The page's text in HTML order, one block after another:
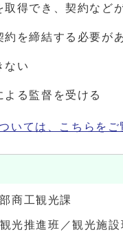
取得でき、契約など
約を締結する必要が
ない
る監督を受ける
いては、こちらをご
商工観光課
光推進班／観光施設